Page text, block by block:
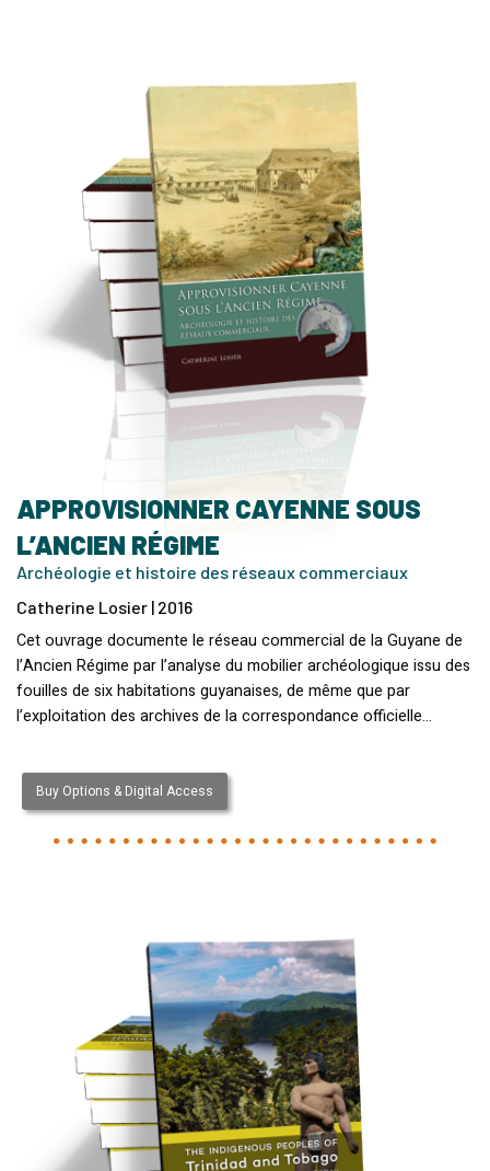
APPROVISIONNER CAYENNE SOUS
L’ANCIEN RÉGIME
Archéologie et histoire des réseaux commerciaux
Catherine Losier | 2016
Cet ouvrage documente le réseau commercial de la Guyane de
l’Ancien Régime par l’analyse du mobilier archéologique issu des
fouilles de six habitations guyanaises, de même que par
l’exploitation des archives de la correspondance officielle…
Buy Options & Digital Access